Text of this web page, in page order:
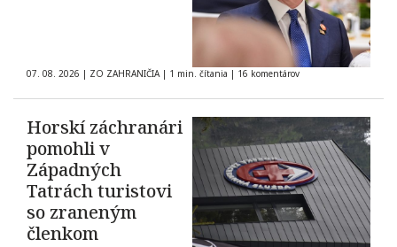
07. 08. 2026 | ZO ZAHRANIČIA | 1 min. čítania | 16 komentárov
Horskí záchranári
pomohli v
Západných
Tatrách turistovi
so zraneným
členkom